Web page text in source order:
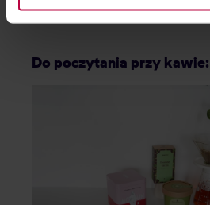
information about cookies and the
Do poczytania przy kawie: